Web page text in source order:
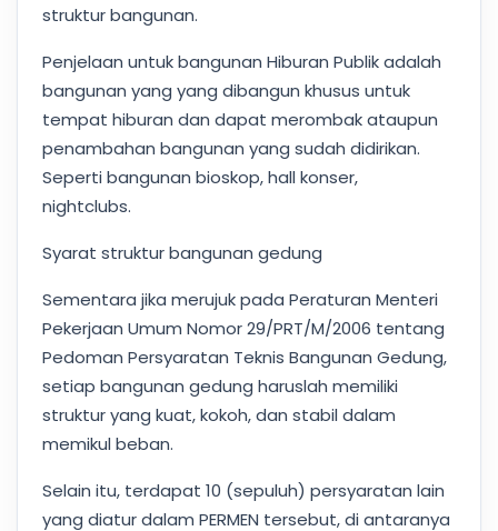
struktur bangunan.
Penjelaan untuk bangunan Hiburan Publik adalah
bangunan yang yang dibangun khusus untuk
tempat hiburan dan dapat merombak ataupun
penambahan bangunan yang sudah didirikan.
Seperti bangunan bioskop, hall konser,
nightclubs.
Syarat struktur bangunan gedung
Sementara jika merujuk pada Peraturan Menteri
Pekerjaan Umum Nomor 29/PRT/M/2006 tentang
Pedoman Persyaratan Teknis Bangunan Gedung,
setiap bangunan gedung haruslah memiliki
struktur yang kuat, kokoh, dan stabil dalam
memikul beban.
Selain itu, terdapat 10 (sepuluh) persyaratan lain
yang diatur dalam PERMEN tersebut, di antaranya